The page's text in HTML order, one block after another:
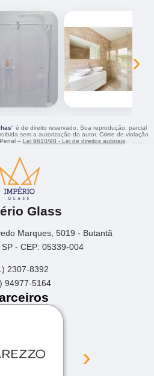
›
" é de direito reservado. Sua reprodução, parcial
sem a autorização do autor. Crime de violação
– Lei 9610/98 - Lei de direitos autorais.
Glass
Marques, 5019 - Butantã
- CEP: 05339-004
2307-8392
94977-5164
›